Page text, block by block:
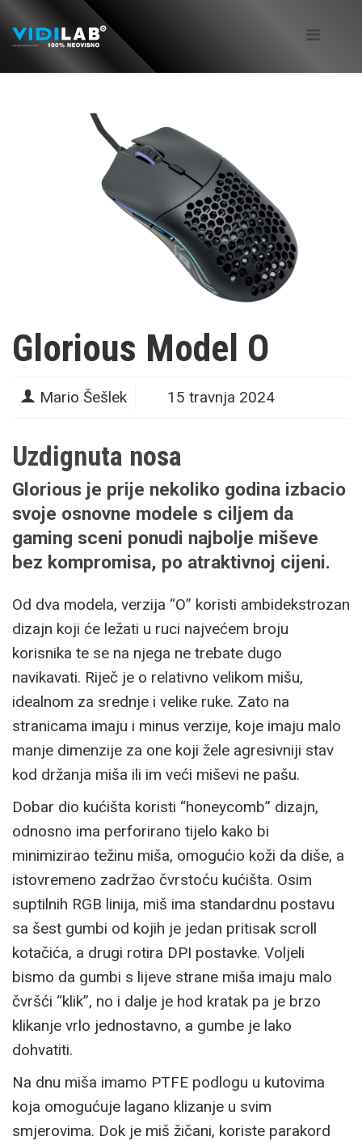
Glorious Model O
Mario Šešlek 15 travnja 2024
Uzdignuta nosa
Glorious je prije nekoliko godina izbacio
svoje osnovne modele s ciljem da
gaming sceni ponudi najbolje miševe
bez kompromisa, po atraktivnoj cijeni.
Od dva modela, verzija “O” koristi ambidekstrozan
dizajn koji će ležati u ruci najvećem broju
korisnika te se na njega ne trebate dugo
navikavati. Riječ je o relativno velikom mišu,
idealnom za srednje i velike ruke. Zato na
stranicama imaju i minus verzije, koje imaju malo
manje dimenzije za one koji žele agresivniji stav
kod držanja miša ili im veći miševi ne pašu.
Dobar dio kućišta koristi “honeycomb” dizajn,
odnosno ima perforirano tijelo kako bi
minimizirao težinu miša, omogućio koži da diše, a
istovremeno zadržao čvrstoću kućišta. Osim
suptilnih RGB linija, miš ima standardnu postavu
sa šest gumbi od kojih je jedan pritisak scroll
kotačića, a drugi rotira DPI postavke. Voljeli
bismo da gumbi s lijeve strane miša imaju malo
čvršći “klik”, no i dalje je hod kratak pa je brzo
klikanje vrlo jednostavno, a gumbe je lako
dohvatiti.
Na dnu miša imamo PTFE podlogu u kutovima
koja omogućuje lagano klizanje u svim
smjerovima. Dok je miš žičani, koriste parakord